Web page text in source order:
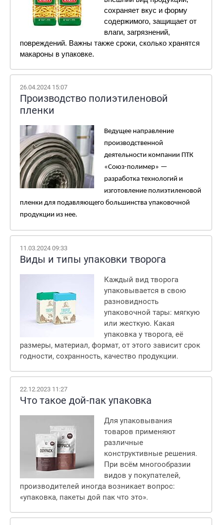
сохраняет вкус и форму
содержимого, защищает от
влаги, загрязнений,
повреждений. Важны также сроки, сколько хранятся
макароны в упаковке.
26.04.2024 15:07
Производство полиэтиленовой
пленки
Ведущее направление
производственной
деятельности компании ПТК
«Союз-полимер» —
разработка технологий и
изготовление полиэтиленовой
пленки для подавляющего большинства упаковочной
продукции из нее.
11.03.2024 09:33
Виды и типы упаковки творога
Каждый вид творога
упаковывается в свою
разновидность
упаковочной тары: мягкую
или жесткую. Какая
упаковка у творога, её
размеры, материал, формат, от этого зависит срок
годности, сохранность, качество продукции.
22.12.2023 11:27
Что такое дой-пак упаковка
Для упаковывания
товаров применяют
различные
конструктивные решения.
При всём многообразии
видов у покупателей,
производителей иногда возникает вопрос:
«упаковка, пакеты дой пак что это».